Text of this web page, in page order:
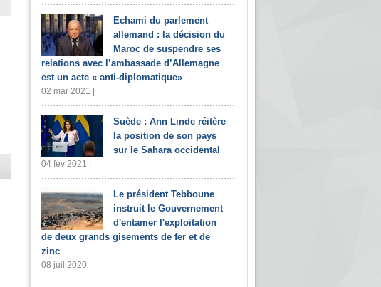
Echami du parlement
allemand : la décision du
Maroc de suspendre ses
relations avec l’ambassade d’Allemagne
est un acte « anti-diplomatique»
02 mar 2021 |
Suède : Ann Linde réitère
la position de son pays
sur le Sahara occidental
04 fév 2021 |
Le président Tebboune
instruit le Gouvernement
d'entamer l'exploitation
de deux grands gisements de fer et de
zinc
08 juil 2020 |